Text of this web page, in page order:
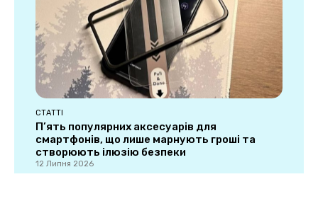
СТАТТІ
П’ять популярних аксесуарів для
смартфонів, що лише марнують гроші та
створюють ілюзію безпеки
12 Липня 2026